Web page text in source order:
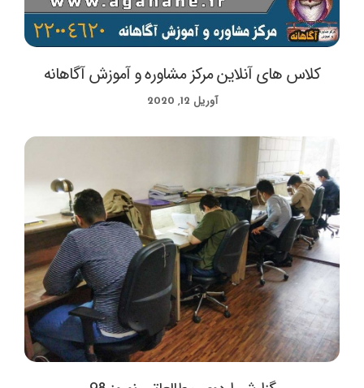
کلاس های آنلاین مرکز مشاوره و آموزش آگاهانه
آوریل 12, 2020